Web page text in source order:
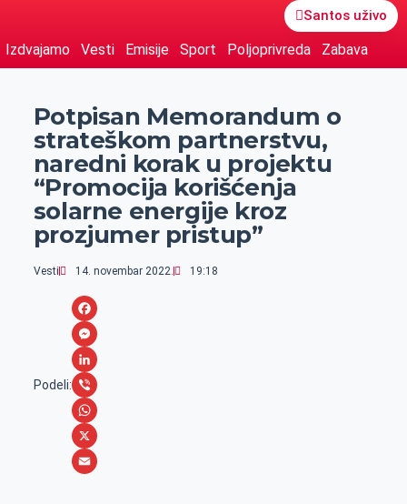
Santos uživo
Izdvajamo Vesti Emisije Sport Poljoprivreda Zabava
Potpisan Memorandum o
strateškom partnerstvu,
naredni korak u projektu
“Promocija korišćenja
solarne energije kroz
prozjumer pristup”
Vesti 14. novembar 2022. 19:18
Podeli:
F
a
c
e
b
o
M
e
s
s
e
L
i
n
k
V
i
b
W
h
X